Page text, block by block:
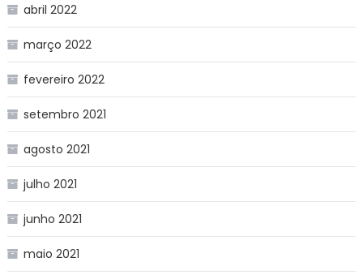
abril 2022
março 2022
fevereiro 2022
setembro 2021
agosto 2021
julho 2021
junho 2021
maio 2021